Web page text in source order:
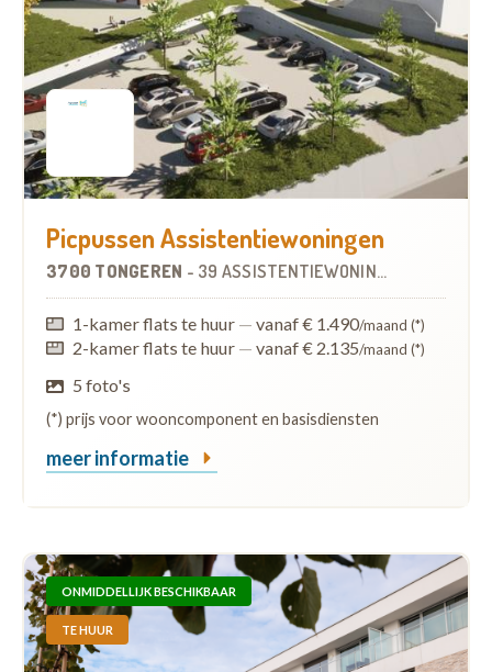
Picpussen Assistentiewoningen
3700 TONGEREN - 39 ASSISTENTIEWONINGEN
1-kamer flats te huur — vanaf € 1.490/maand (*)
2-kamer flats te huur — vanaf € 2.135/maand (*)
5 foto's
(*) prijs voor wooncomponent en basisdiensten
meer informatie
ONMIDDELLIJK BESCHIKBAAR
TE HUUR